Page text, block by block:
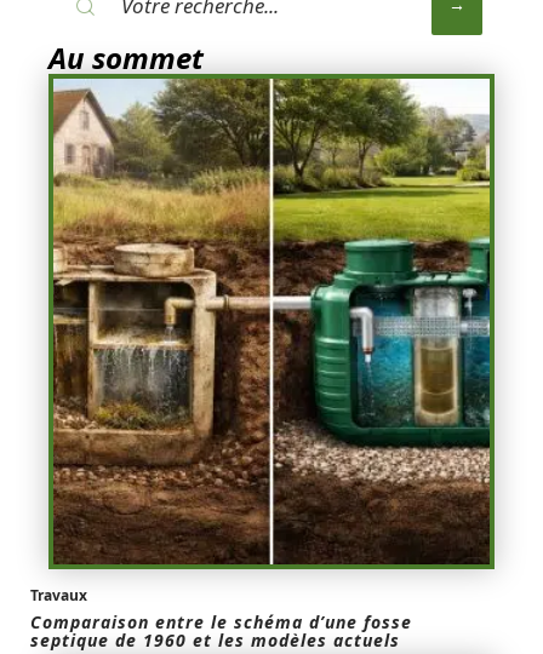
Au sommet
Travaux
Comparaison entre le schéma d’une fosse
septique de 1960 et les modèles actuels